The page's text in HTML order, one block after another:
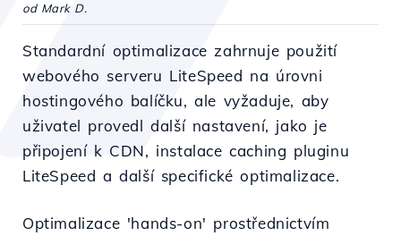
od Mark D.
Standardní optimalizace zahrnuje použití
webového serveru LiteSpeed na úrovni
hostingového balíčku, ale vyžaduje, aby
uživatel provedl další nastavení, jako je
připojení k CDN, instalace caching pluginu
LiteSpeed a další specifické optimalizace.
Optimalizace 'hands-on' prostřednictvím